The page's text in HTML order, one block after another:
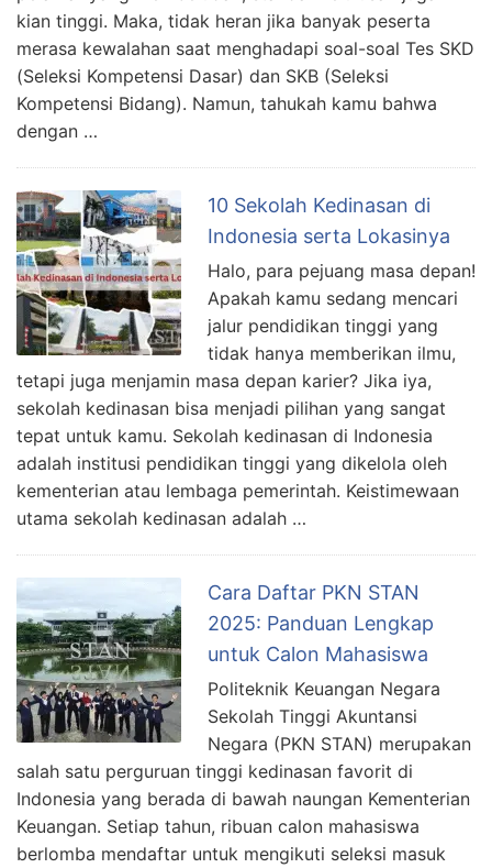
kian tinggi. Maka, tidak heran jika banyak peserta
merasa kewalahan saat menghadapi soal-soal Tes SKD
(Seleksi Kompetensi Dasar) dan SKB (Seleksi
Kompetensi Bidang). Namun, tahukah kamu bahwa
dengan …
10 Sekolah Kedinasan di
Indonesia serta Lokasinya
Halo, para pejuang masa depan!
Apakah kamu sedang mencari
jalur pendidikan tinggi yang
tidak hanya memberikan ilmu,
tetapi juga menjamin masa depan karier? Jika iya,
sekolah kedinasan bisa menjadi pilihan yang sangat
tepat untuk kamu. Sekolah kedinasan di Indonesia
adalah institusi pendidikan tinggi yang dikelola oleh
kementerian atau lembaga pemerintah. Keistimewaan
utama sekolah kedinasan adalah …
Cara Daftar PKN STAN
2025: Panduan Lengkap
untuk Calon Mahasiswa
Politeknik Keuangan Negara
Sekolah Tinggi Akuntansi
Negara (PKN STAN) merupakan
salah satu perguruan tinggi kedinasan favorit di
Indonesia yang berada di bawah naungan Kementerian
Keuangan. Setiap tahun, ribuan calon mahasiswa
berlomba mendaftar untuk mengikuti seleksi masuk